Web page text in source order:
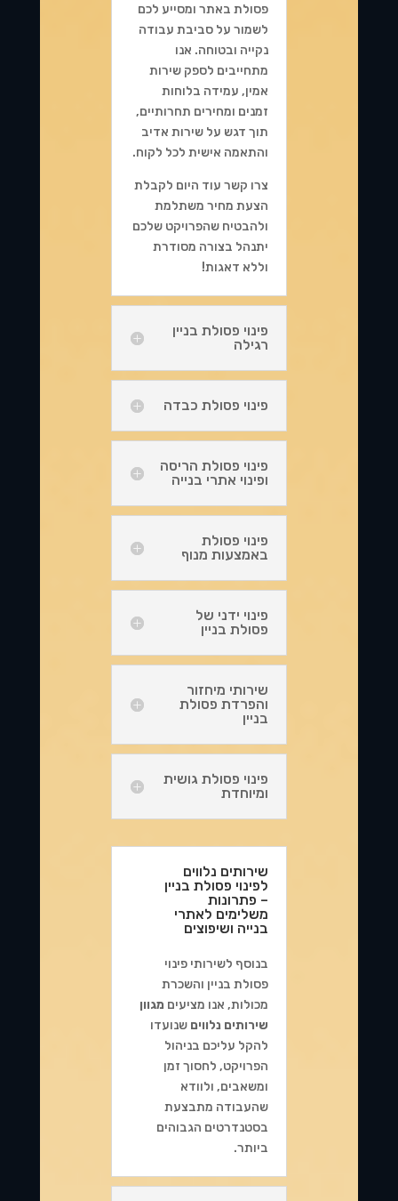
פסולת באתר ומסייע לכם
לשמור על סביבת עבודה
נקייה ובטוחה. אנו
מתחייבים לספק שירות
אמין, עמידה בלוחות
זמנים ומחירים תחרותיים,
תוך דגש על שירות אדיב
והתאמה אישית לכל לקוח.
צרו קשר עוד היום לקבלת
הצעת מחיר משתלמת
ולהבטיח שהפרויקט שלכם
יתנהל בצורה מסודרת
וללא דאגות!
פינוי פסולת בניין
רגילה
פינוי פסולת כבדה
פינוי פסולת הריסה
ופינוי אתרי בנייה
פינוי פסולת
באמצעות מנוף
פינוי ידני של
פסולת בניין
שירותי מיחזור
והפרדת פסולת
בניין
פינוי פסולת גושית
ומיוחדת
שירותים נלווים
לפינוי פסולת בניין
– פתרונות
משלימים לאתרי
בנייה ושיפוצים
בנוסף לשירותי פינוי
פסולת בניין והשכרת
מכולות, אנו מציעים מגוון
שירותים נלווים שנועדו
להקל עליכם בניהול
הפרויקט, לחסוך זמן
ומשאבים, ולוודא
שהעבודה מתבצעת
בסטנדרטים הגבוהים
ביותר.